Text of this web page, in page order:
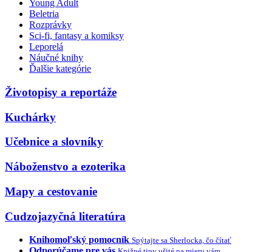
Young Adult
Beletria
Rozprávky
Sci-fi, fantasy a komiksy
Leporelá
Náučné knihy
Ďalšie kategórie
Životopisy a reportáže
Kuchárky
Učebnice a slovníky
Náboženstvo a ezoterika
Mapy a cestovanie
Cudzojazyčná literatúra
Knihomoľský pomocník Spýtajte sa Sherlocka, čo čítať